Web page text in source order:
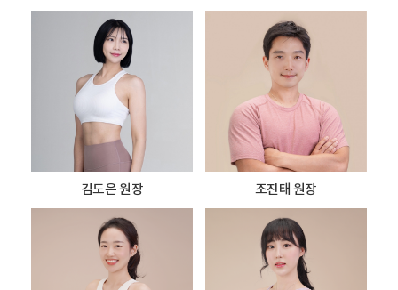
김도은 원장 조진태 원장